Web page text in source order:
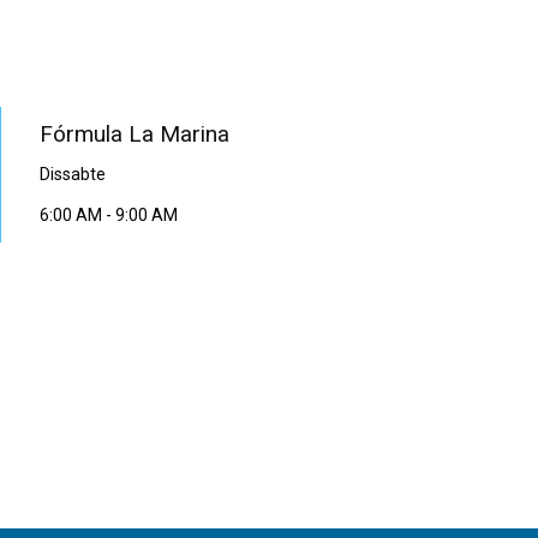
Fórmula La Marina
Dissabte
6:00 AM - 9:00 AM